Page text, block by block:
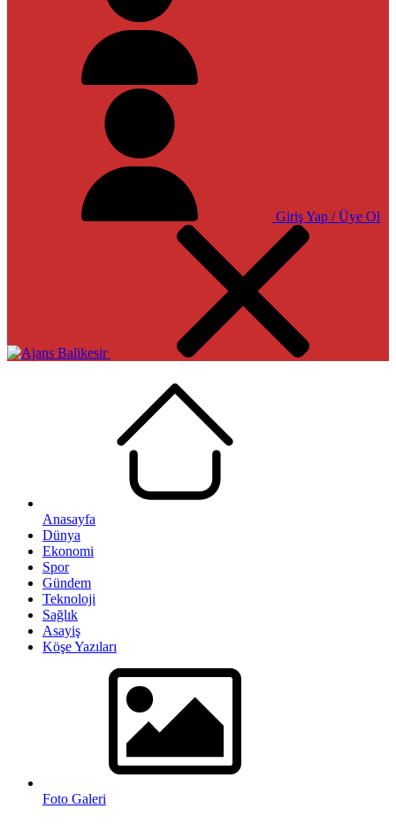
Giriş Yap / Üye Ol
Anasayfa
Dünya
Ekonomi
Spor
Gündem
Teknoloji
Sağlık
Asayiş
Köşe Yazıları
Foto Galeri